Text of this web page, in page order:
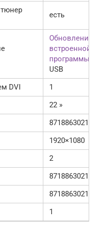
есть
Обновление
встроенной
программы
USB
DVI
1
22 »
1920×1080
2
1